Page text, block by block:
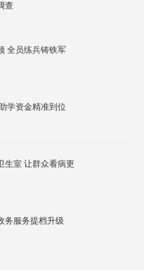
查
全员练兵铸铁军
学资金精准到位
生室 让群众看病更
务服务提档升级